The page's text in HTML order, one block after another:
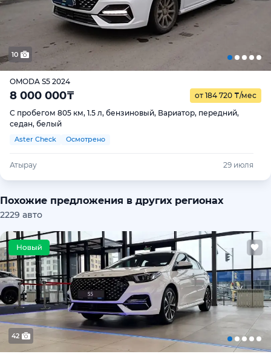
10
OMODA S5 2024
8 000 000₸ от 184 720 ₸/мес
С пробегом 805 км, 1.5 л, бензиновый, Вариатор, передний,
седан, белый
Aster Check Осмотрено
Атырау 29 июля
Похожие предложения в других регионах
2229 авто
42